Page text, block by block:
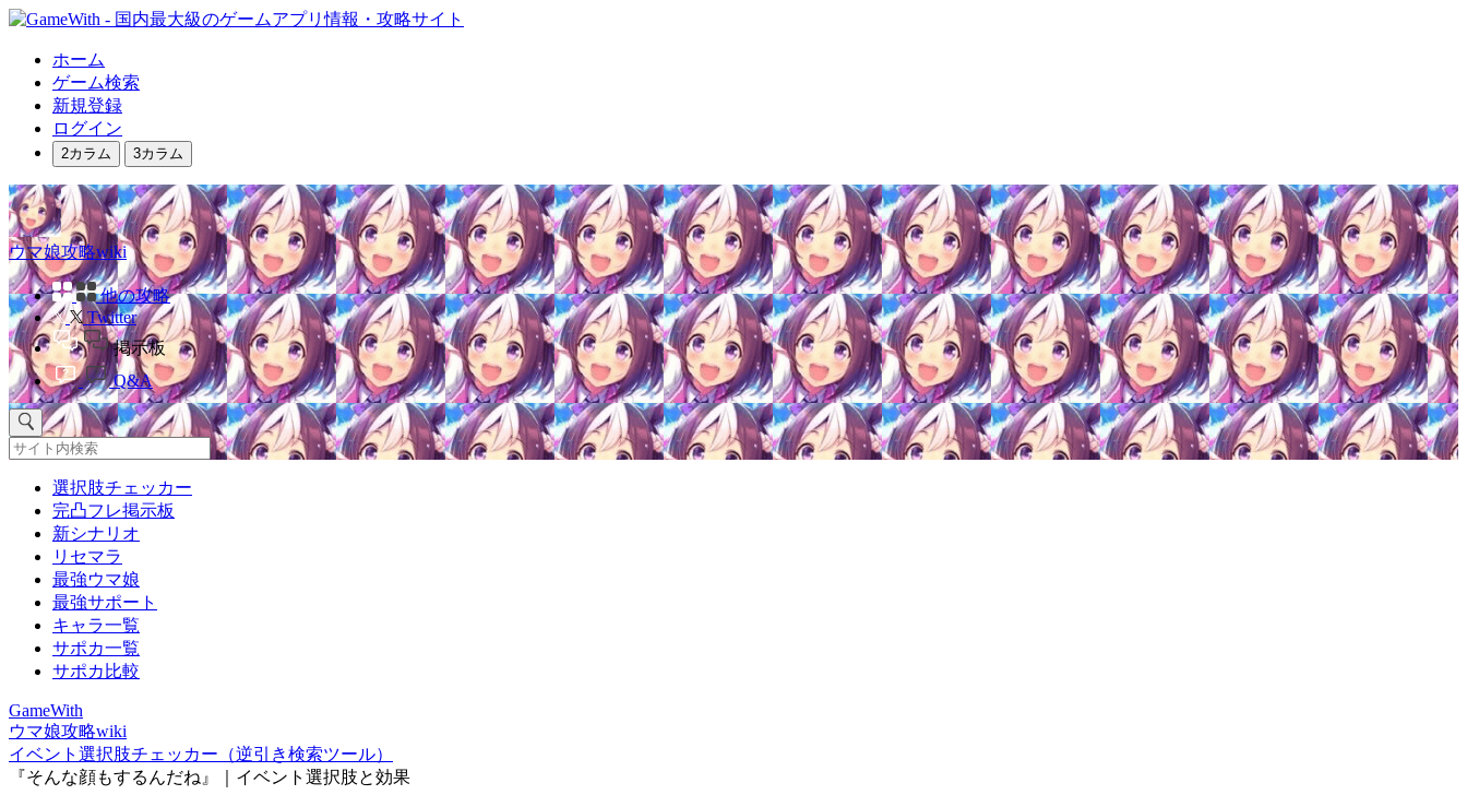
ホーム
ゲーム検索
新規登録
ログイン
2カラム 3カラム
ウマ娘攻略wiki
他の攻略
Twitter
掲示板
Q&A
選択肢チェッカー
完凸フレ掲示板
新シナリオ
リセマラ
最強ウマ娘
最強サポート
キャラ一覧
サポカ一覧
サポカ比較
GameWith
ウマ娘攻略wiki
イベント選択肢チェッカー（逆引き検索ツール）
『そんな顔もするんだね』｜イベント選択肢と効果